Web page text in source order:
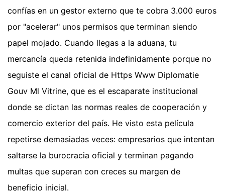
confías en un gestor externo que te cobra 3.000 euros
por "acelerar" unos permisos que terminan siendo
papel mojado. Cuando llegas a la aduana, tu
mercancía queda retenida indefinidamente porque no
seguiste el canal oficial de Https Www Diplomatie
Gouv Ml Vitrine, que es el escaparate institucional
donde se dictan las normas reales de cooperación y
comercio exterior del país. He visto esta película
repetirse demasiadas veces: empresarios que intentan
saltarse la burocracia oficial y terminan pagando
multas que superan con creces su margen de
beneficio inicial.